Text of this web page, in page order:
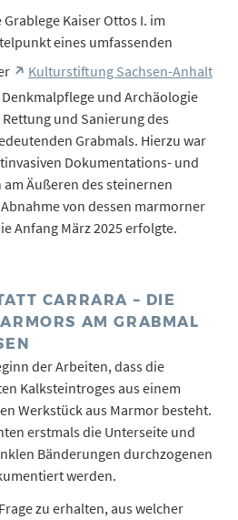
Kaiser Ottos I. im
eines umfassenden
Kulturstiftung Sachsen-Anhalt
und Archäologie
und Sanierung des
Grabmals. Hierzu war
Dokumentations- und
Äußeren des steinernen
von dessen marmorner
Anfang März 2025 erfolgte.
CARRARA – DIE
AM GRABMAL
der Arbeiten, dass die
Kalksteintroges aus einem
Werkstück aus Marmor besteht.
erstmals die Unterseite und
Bänderungen durchzogenen
werden.
zu erhalten, aus welcher